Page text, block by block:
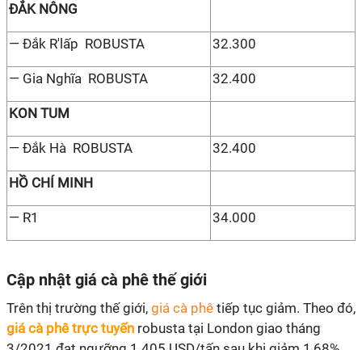
ĐẮK NÔNG
— Đắk R'lấp ROBUSTA 32.300
— Gia Nghĩa ROBUSTA 32.400
KON TUM
— Đắk Hà ROBUSTA 32.400
HỒ CHÍ MINH
— R1 34.000
Cập nhật giá cà phê thế giới
Trên thị trường thế giới, giá cà phê tiếp tục giảm. Theo đó,
giá cà phê trực tuyến robusta tại London giao tháng